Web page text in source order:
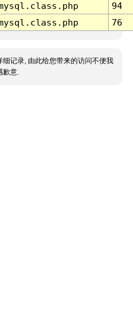
94
76
细记录, 由此给您带来的访问不便我
歉意.